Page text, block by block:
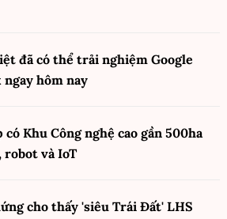
đã có thể trải nghiệm Google
hôm nay
có Khu Công nghệ cao gần 500ha
và IoT
cho thấy 'siêu Trái Đất' LHS